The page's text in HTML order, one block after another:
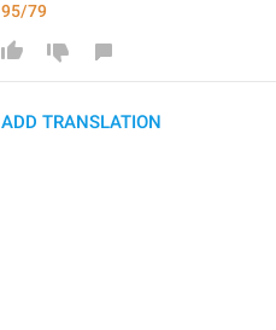
95/79
ADD TRANSLATION